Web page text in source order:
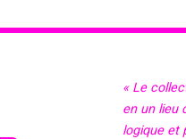
« Le
en un lieu
logique et